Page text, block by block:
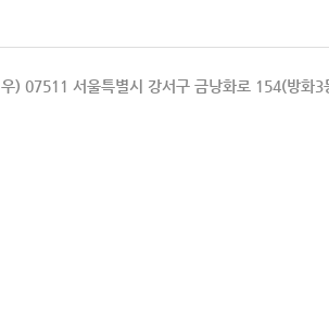
우) 07511 서울특별시 강서구 금낭화로 154(방화3